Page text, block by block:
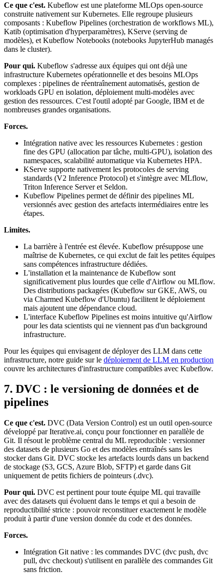
Ce que c'est. Kubeflow est une plateforme MLOps open-source
construite nativement sur Kubernetes. Elle regroupe plusieurs
composants : Kubeflow Pipelines (orchestration de workflows ML),
Katib (optimisation d'hyperparamètres), KServe (serving de
modèles), et Kubeflow Notebooks (notebooks JupyterHub managés
dans le cluster).
Pour qui. Kubeflow s'adresse aux équipes qui ont déjà une
infrastructure Kubernetes opérationnelle et des besoins MLOps
complexes : pipelines de réentraînement automatisés, gestion de
workloads GPU en isolation, déploiement multi-modèles avec
gestion des ressources. C'est l'outil adopté par Google, IBM et de
nombreuses grandes organisations.
Forces.
Intégration native avec les ressources Kubernetes : gestion
fine des GPU (allocation par tâche, multi-GPU), isolation des
namespaces, scalabilité automatique via Kubernetes HPA.
KServe supporte nativement les protocoles de serving
standards (V2 Inference Protocol) et s'intègre avec MLflow,
Triton Inference Server et Seldon.
Kubeflow Pipelines permet de définir des pipelines ML
versionnés avec gestion des artefacts intermédiaires entre les
étapes.
Limites.
La barrière à l'entrée est élevée. Kubeflow présuppose une
maîtrise de Kubernetes, ce qui exclut de fait les petites équipes
sans compétences infrastructure dédiées.
L'installation et la maintenance de Kubeflow sont
significativement plus lourdes que celle d'Airflow ou MLflow.
Des distributions packagées (Kubeflow sur GKE, AWS, ou
via Charmed Kubeflow d'Ubuntu) facilitent le déploiement
mais ajoutent une dépendance cloud.
L'interface Kubeflow Pipelines est moins intuitive qu'Airflow
pour les data scientists qui ne viennent pas d'un background
infrastructure.
Pour les équipes qui envisagent de déployer des LLM dans cette
infrastructure, notre guide sur le déploiement de LLM en production
couvre les architectures d'infrastructure compatibles avec Kubeflow.
7. DVC : le versioning de données et de
pipelines
Ce que c'est. DVC (Data Version Control) est un outil open-source
développé par Iterative.ai, conçu pour fonctionner en parallèle de
Git. Il résout le problème central du ML reproducible : versionner
des datasets de plusieurs Go et des modèles entraînés sans les
stocker dans Git. DVC stocke les artefacts lourds dans un backend
de stockage (S3, GCS, Azure Blob, SFTP) et garde dans Git
uniquement de petits fichiers de pointeurs (.dvc).
Pour qui. DVC est pertinent pour toute équipe ML qui travaille
avec des datasets qui évoluent dans le temps et qui a besoin de
reproductibilité stricte : pouvoir reconstituer exactement le modèle
produit à partir d'une version donnée du code et des données.
Forces.
Intégration Git native : les commandes DVC (dvc push, dvc
pull, dvc checkout) s'utilisent en parallèle des commandes Git
sans friction.